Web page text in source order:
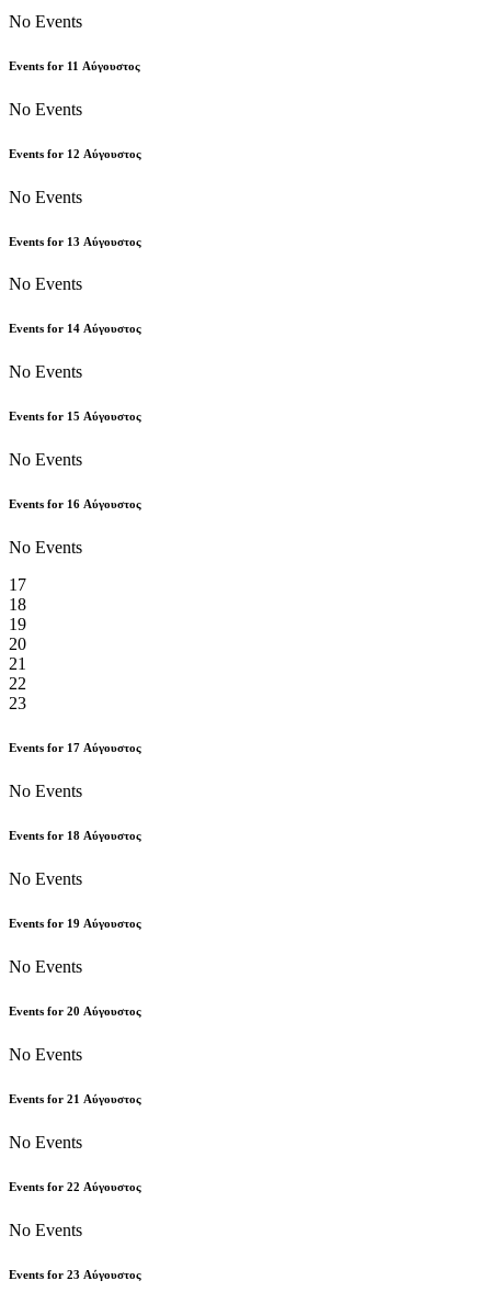
No Events
Events for 11 Αύγουστος
No Events
Events for 12 Αύγουστος
No Events
Events for 13 Αύγουστος
No Events
Events for 14 Αύγουστος
No Events
Events for 15 Αύγουστος
No Events
Events for 16 Αύγουστος
No Events
17
18
19
20
21
22
23
Events for 17 Αύγουστος
No Events
Events for 18 Αύγουστος
No Events
Events for 19 Αύγουστος
No Events
Events for 20 Αύγουστος
No Events
Events for 21 Αύγουστος
No Events
Events for 22 Αύγουστος
No Events
Events for 23 Αύγουστος